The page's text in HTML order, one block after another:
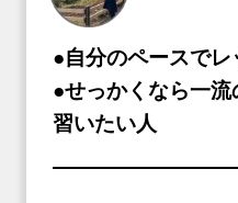
●自分のペースで
●せっかくなら一
習いたい人